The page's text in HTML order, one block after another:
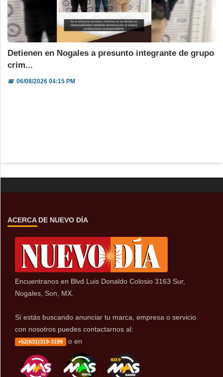
Detienen en Nogales a presunto integrante de grupo
crim...
📅06/08/2026 04:15 PM
ACERCA DE NUEVO DÍA
Encuentranos en Blvd Luis Donaldo Colosio 3163 Sur,
Nogales, Son, MX.
Sí estás buscando anunciar tu marca, empresa o servicio
con nosotros puedes contactarnos al:
+52(631)319-3199 o en